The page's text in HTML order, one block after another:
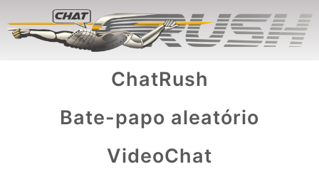
ChatRush
Bate-papo aleatório
VideoChat